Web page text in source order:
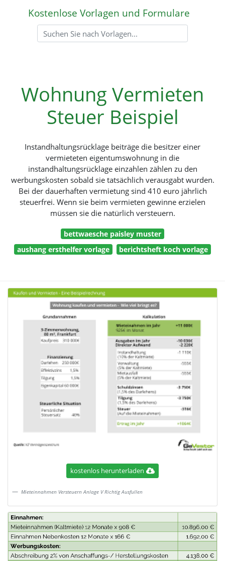
Kostenlose Vorlagen und Formulare
Wohnung Vermieten
Steuer Beispiel
Instandhaltungsrücklage beiträge die besitzer einer
vermieteten eigentumswohnung in die
instandhaltungsrücklage einzahlen zählen zu den
werbungskosten sobald sie tatsächlich verausgabt wurden.
Bei der dauerhaften vermietung sind 410 euro jährlich
steuerfrei. Wenn sie beim vermieten gewinne erzielen
müssen sie die natürlich versteuern.
bettwaesche paisley muster
aushang ersthelfer vorlage
berichtsheft koch vorlage
kostenlos herunterladen
Mieteinnahmen Versteuern Anlage V Richtig Ausfullen